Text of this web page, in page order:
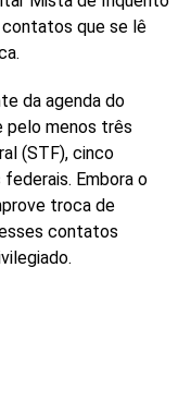
que se lê
da agenda do
pelo menos três
(STF), cinco
Embora o
troca de
contatos